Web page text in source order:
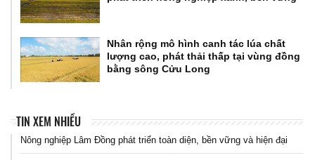
Nhân rộng mô hình canh tác lúa chất
lượng cao, phát thải thấp tại vùng đồng
bằng sông Cửu Long
TIN XEM NHIỀU
Nông nghiệp Lâm Đồng phát triển toàn diện, bền vững và hiện đại